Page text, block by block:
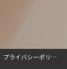
プライバシーポリシー